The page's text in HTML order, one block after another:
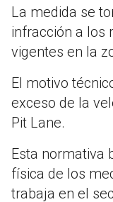
La medida se
infracción a los
vigentes en la
El motivo
exceso de la
Pit Lane.
Esta normativa
física de los
trabaja en el